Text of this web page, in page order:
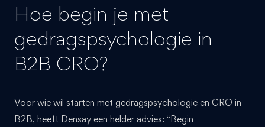
Hoe begin je met
gedragspsychologie in
B2B CRO?
Voor wie wil starten met gedragspsychologie en CRO in
B2B, heeft Densay een helder advies: “Begin